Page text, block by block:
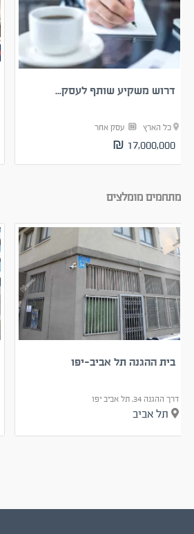
דרוש משקיע שותף לעסק...
כל הארץ עסק אחר
17,000,000 ₪
מתחמים מומלצים
בית ההגנה תל אביב-יפו
דרך ההגנה 34, תל אביב יפו
תל אביב